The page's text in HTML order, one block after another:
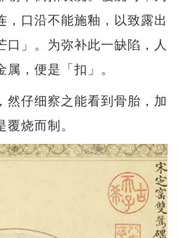
，口沿不能施釉，以致露出
口」。为弥补此一缺陷，人
，便是「扣」。
然仔细察之能看到骨胎，加
烧而制。